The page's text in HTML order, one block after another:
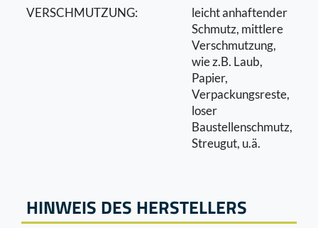
VERSCHMUTZUNG:
leicht anhaftender
Schmutz, mittlere
Verschmutzung,
wie z.B. Laub,
Papier,
Verpackungsreste,
loser
Baustellenschmutz,
Streugut, u.ä.
HINWEIS DES HERSTELLERS